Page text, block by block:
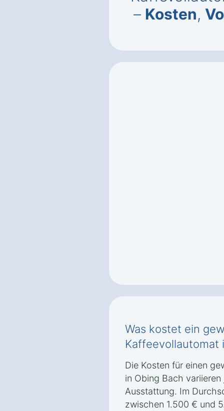
– Kosten,
Was kostet ein
Kaffeevollautomat
Die Kosten für einen
in Obing Bach
Ausstattung. Im
zwischen 1.500 € und